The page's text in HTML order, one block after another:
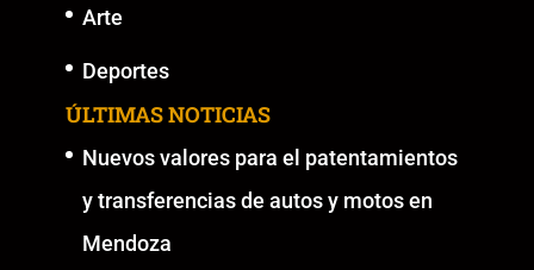
Arte
Deportes
ÚLTIMAS NOTICIAS
Nuevos valores para el patentamientos
y transferencias de autos y motos en
Mendoza